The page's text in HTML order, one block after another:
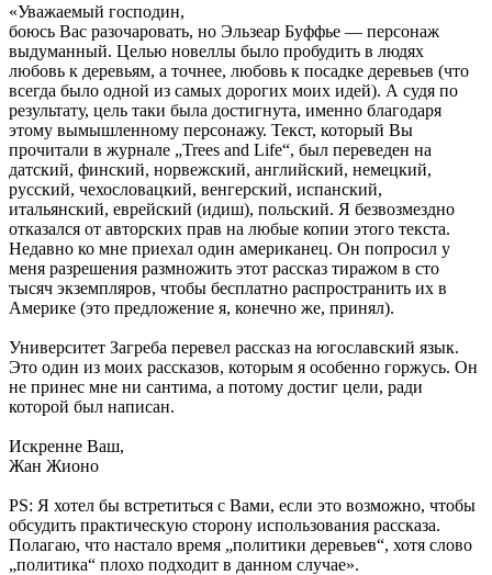
«Уважаемый господин,
боюсь Вас разочаровать, но Эльзеар Буффье — персонаж
выдуманный. Целью новеллы было пробудить в людях
любовь к деревьям, а точнее, любовь к посадке деревьев (что
всегда было одной из самых дорогих моих идей). А судя по
результату, цель таки была достигнута, именно благодаря
этому вымышленному персонажу. Текст, который Вы
прочитали в журнале „Trees and Life“, был переведен на
датский, финский, норвежский, английский, немецкий,
русский, чехословацкий, венгерский, испанский,
итальянский, еврейский (идиш), польский. Я безвозмездно
отказался от авторских прав на любые копии этого текста.
Недавно ко мне приехал один американец. Он попросил у
меня разрешения размножить этот рассказ тиражом в сто
тысяч экземпляров, чтобы бесплатно распространить их в
Америке (это предложение я, конечно же, принял).
Университет Загреба перевел рассказ на югославский язык.
Это один из моих рассказов, которым я особенно горжусь. Он
не принес мне ни сантима, а потому достиг цели, ради
которой был написан.
Искренне Ваш,
Жан Жионо
PS: Я хотел бы встретиться с Вами, если это возможно, чтобы
обсудить практическую сторону использования рассказа.
Полагаю, что настало время „политики деревьев“, хотя слово
„политика“ плохо подходит в данном случае».